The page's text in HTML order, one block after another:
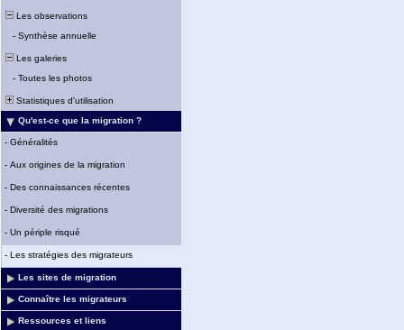
Les observations
- Synthèse annuelle
Les galeries
- Toutes les photos
Statistiques d'utilisation
Qu'est-ce que la migration ?
- Généralités
- Aux origines de la migration
- Des connaissances récentes
- Diversité des migrations
- Un périple risqué
- Les stratégies des migrateurs
Les sites de migration
Connaître les migrateurs
Ressources et liens